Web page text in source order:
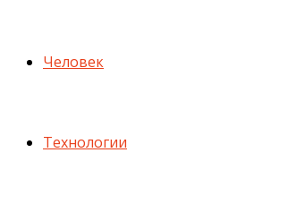
Человек
Технологии